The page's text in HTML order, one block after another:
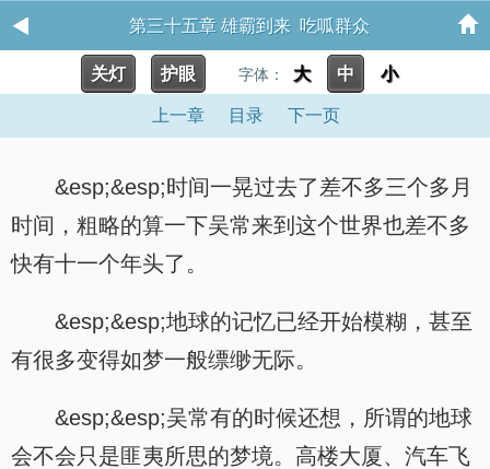
第三十五章 雄霸到来 吃呱群众
关灯 护眼 字体： 大 中 小
上一章 目录 下一页
&esp;&esp;时间一晃过去了差不多三个多月
时间，粗略的算一下吴常来到这个世界也差不多
快有十一个年头了。
&esp;&esp;地球的记忆已经开始模糊，甚至
有很多变得如梦一般缥缈无际。
&esp;&esp;吴常有的时候还想，所谓的地球
会不会只是匪夷所思的梦境。高楼大厦、汽车飞